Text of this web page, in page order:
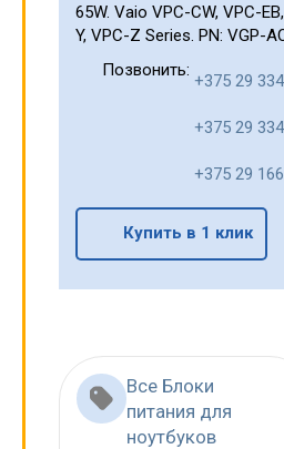
65W. Vaio VPC-CW, VPC-
Y, VPC-Z Series. PN: VGP-
Позвонить:
+375 29
+375 29
+375 29
Купить в 1 клик
Все Блоки
питания для
ноутбуков